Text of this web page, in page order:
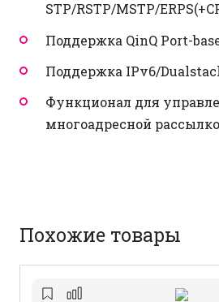
STP/RSTP/MSTP/
Поддержка QinQ Port-
Поддержка IPv6/
Функционал для
многоадресной
Похожие товары